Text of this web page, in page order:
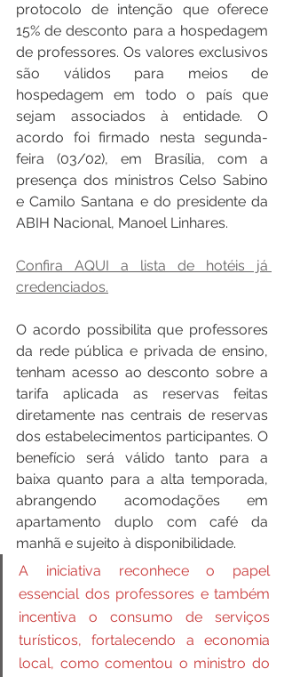
protocolo de intenção que oferece
15% de desconto para a hospedagem
de professores. Os valores exclusivos
são válidos para meios de
hospedagem em todo o país que
sejam associados à entidade. O
acordo foi firmado nesta segunda-
feira (03/02), em Brasília, com a
presença dos ministros Celso Sabino
e Camilo Santana e do presidente da
ABIH Nacional, Manoel Linhares.
Confira AQUI a lista de hotéis já
credenciados.
O acordo possibilita que professores
da rede pública e privada de ensino,
tenham acesso ao desconto sobre a
tarifa aplicada as reservas feitas
diretamente nas centrais de reservas
dos estabelecimentos participantes. O
benefício será válido tanto para a
baixa quanto para a alta temporada,
abrangendo acomodações em
apartamento duplo com café da
manhã e sujeito à disponibilidade.
A iniciativa reconhece o papel
essencial dos professores e também
incentiva o consumo de serviços
turísticos, fortalecendo a economia
local, como comentou o ministro do